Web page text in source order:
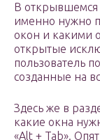
В открывшемся
именно нужно
окон и какими
открытые
пользователь
созданные на
Здесь же в
какие окна
«Alt + Tab».